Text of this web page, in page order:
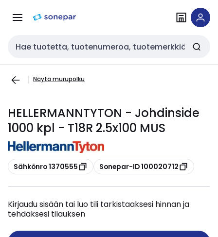
navigointiinsisältöön
Haku
Näytä murupolku
HELLERMANNTYTON - Johdinside
1000 kpl - T18R 2.5x100 MUS
Kopioi
Sähkönro 1370555 Kopioi
Sonepar-ID 100020712
Kirjaudu sisään tai luo tili tarkistaaksesi hinnan ja
tehdäksesi tilauksen